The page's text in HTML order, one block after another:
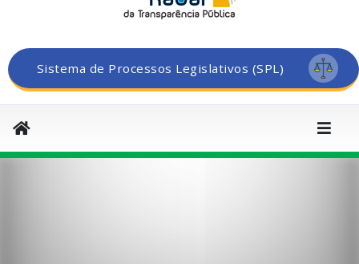
Sistema de Processos Legislativos (SPL)